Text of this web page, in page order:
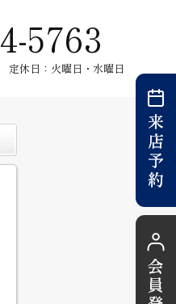
5763
定休日：火曜日・水曜日